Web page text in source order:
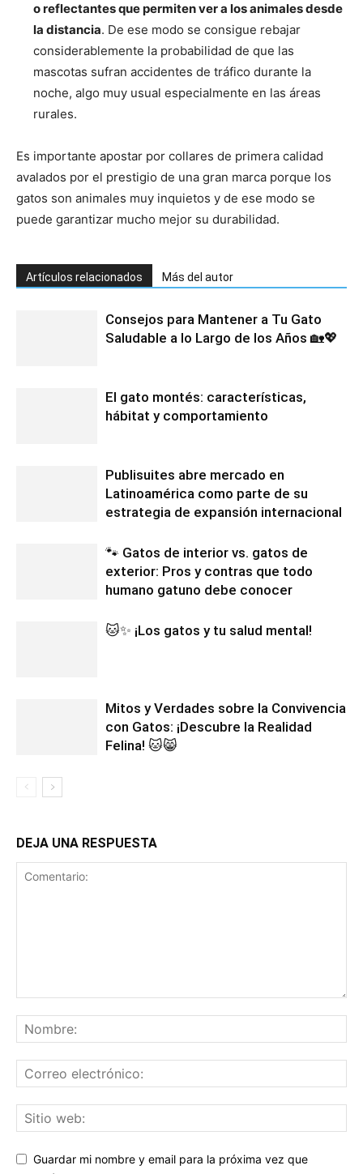
o reflectantes que permiten ver a los animales desde
la distancia. De ese modo se consigue rebajar
considerablemente la probabilidad de que las
mascotas sufran accidentes de tráfico durante la
noche, algo muy usual especialmente en las áreas
rurales.
Es importante apostar por collares de primera calidad
avalados por el prestigio de una gran marca porque los
gatos son animales muy inquietos y de ese modo se
puede garantizar mucho mejor su durabilidad.
Artículos relacionados Más del autor
Consejos para Mantener a Tu Gato
Saludable a lo Largo de los Años 🏡💖
El gato montés: características,
hábitat y comportamiento
Publisuites abre mercado en
Latinoamérica como parte de su
estrategia de expansión internacional
🐾 Gatos de interior vs. gatos de
exterior: Pros y contras que todo
humano gatuno debe conocer
🐱✨ ¡Los gatos y tu salud mental!
Mitos y Verdades sobre la Convivencia
con Gatos: ¡Descubre la Realidad
Felina! 🐱😸
DEJA UNA RESPUESTA
Guardar mi nombre y email para la próxima vez que